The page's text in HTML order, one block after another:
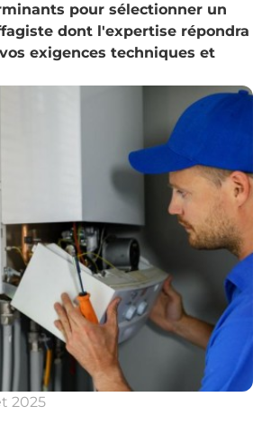
pour sélectionner un
dont l'expertise répondra
exigences techniques et
2025